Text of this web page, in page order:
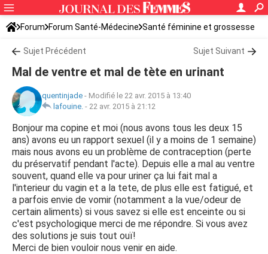
Forum Forum Santé-Médecine Santé féminine et grossesse
Tomber enceinte
Sujet Précédent Sujet Suivant
Mal de ventre et mal de tète en urinant
quentinjade - Modifié le 22 avr. 2015 à 13:40
lafouine. - 22 avr. 2015 à 21:12
Bonjour ma copine et moi (nous avons tous les deux 15
ans) avons eu un rapport sexuel (il y a moins de 1 semaine)
mais nous avons eu un problème de contraception (perte
du préservatif pendant l'acte). Depuis elle a mal au ventre
souvent, quand elle va pour uriner ça lui fait mal a
l'interieur du vagin et a la tete, de plus elle est fatigué, et
a parfois envie de vomir (notamment a la vue/odeur de
certain aliments) si vous savez si elle est enceinte ou si
c'est psychologique merci de me répondre. Si vous avez
des solutions je suis tout ouï!
Merci de bien vouloir nous venir en aide.